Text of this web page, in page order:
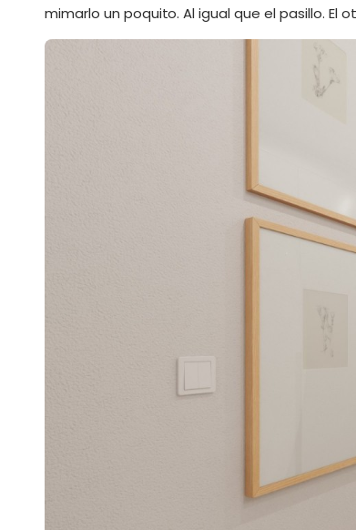
mimarlo un poquito. Al igual que el pasillo. El